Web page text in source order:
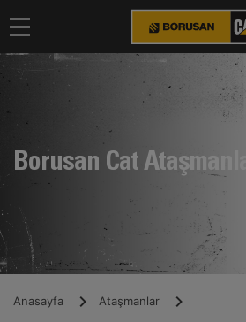
Borusan Cat Ataşmanlar
Anasayfa Ataşmanlar